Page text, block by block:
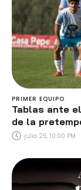
PRIMER EQUIPO
Tablas ante
de la
julio 25, 10:00 PM